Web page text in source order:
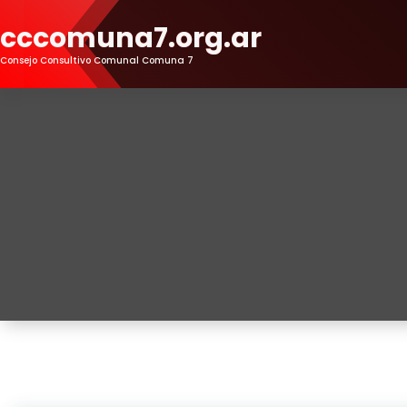
to
Content
cccomuna7.org.ar
Consejo Consultivo Comunal Comuna 7